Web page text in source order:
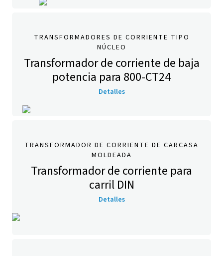
TRANSFORMADORES DE CORRIENTE TIPO
NÚCLEO
Transformador de corriente de baja
potencia para 800-CT24
Detalles
TRANSFORMADOR DE CORRIENTE DE CARCASA
MOLDEADA
Transformador de corriente para
carril DIN
Detalles